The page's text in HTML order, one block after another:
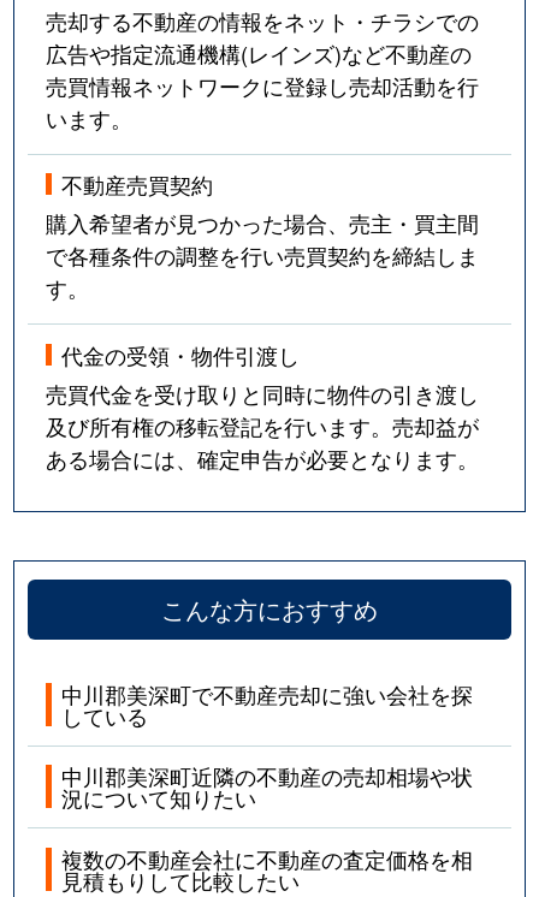
売却する不動産の情報をネット・チラシでの
広告や指定流通機構(レインズ)など不動産の
売買情報ネットワークに登録し売却活動を行
います。
不動産売買契約
購入希望者が見つかった場合、売主・買主間
で各種条件の調整を行い売買契約を締結しま
す。
代金の受領・物件引渡し
売買代金を受け取りと同時に物件の引き渡し
及び所有権の移転登記を行います。売却益が
ある場合には、確定申告が必要となります。
こんな方におすすめ
中川郡美深町で不動産売却に強い会社を探
している
中川郡美深町近隣の不動産の売却相場や状
況について知りたい
複数の不動産会社に不動産の査定価格を相
見積もりして比較したい